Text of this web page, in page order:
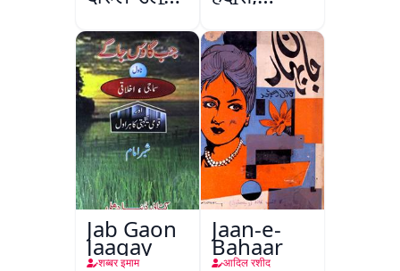
वक्फ फ़रीदाबाद
Jab Gaon
Jaagay
शब्बर इमाम
Jaan-e-
Bahaar
आदिल रशीद